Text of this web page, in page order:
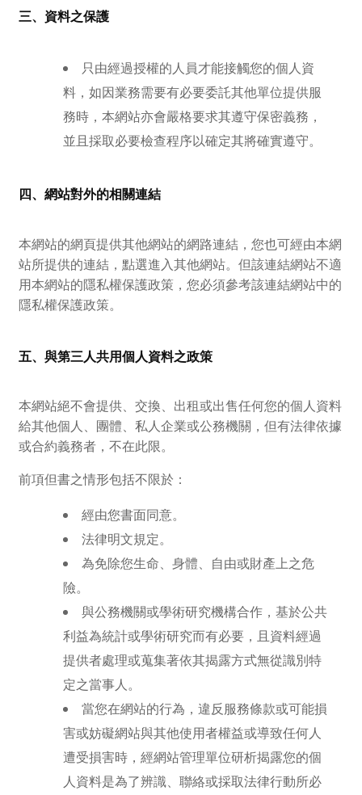
三、資料之保護
只由經過授權的人員才能接觸您的個人資
料，如因業務需要有必要委託其他單位提供服
務時，本網站亦會嚴格要求其遵守保密義務，
並且採取必要檢查程序以確定其將確實遵守。
四、網站對外的相關連結
本網站的網頁提供其他網站的網路連結，您也可經由本網
站所提供的連結，點選進入其他網站。但該連結網站不適
用本網站的隱私權保護政策，您必須參考該連結網站中的
隱私權保護政策。
五、與第三人共用個人資料之政策
本網站絕不會提供、交換、出租或出售任何您的個人資料
給其他個人、團體、私人企業或公務機關，但有法律依據
或合約義務者，不在此限。
前項但書之情形包括不限於：
經由您書面同意。
法律明文規定。
為免除您生命、身體、自由或財產上之危
險。
與公務機關或學術研究機構合作，基於公共
利益為統計或學術研究而有必要，且資料經過
提供者處理或蒐集著依其揭露方式無從識別特
定之當事人。
當您在網站的行為，違反服務條款或可能損
害或妨礙網站與其他使用者權益或導致任何人
遭受損害時，經網站管理單位研析揭露您的個
人資料是為了辨識、聯絡或採取法律行動所必